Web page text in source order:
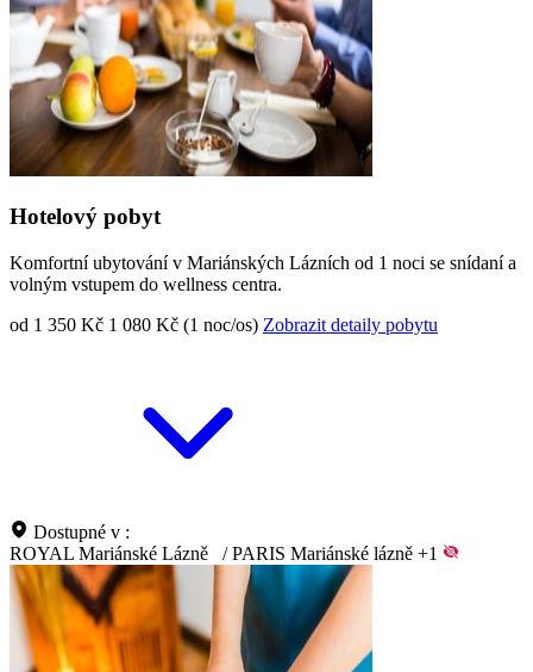
Hotelový pobyt
Komfortní ubytování v Mariánských Lázních od 1 noci se snídaní a
volným vstupem do wellness centra.
od 1 350 Kč 1 080 Kč (1 noc/os) Zobrazit detaily pobytu
Dostupné v :
ROYAL Mariánské Lázně
/ PARIS Mariánské lázně +1